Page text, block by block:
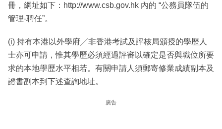
冊，網址如下：http://www.csb.gov.hk 內的 “公務員隊伍的
管理-聘任”。
(i) 持有本港以外學府╱非香港考試及評核局頒授的學歷人
士亦可申請，惟其學歷必須經過評審以確定是否與職位所要
求的本地學歷水平相若。有關申請人須郵寄修業成績副本及
證書副本到下述查詢地址。
廣告